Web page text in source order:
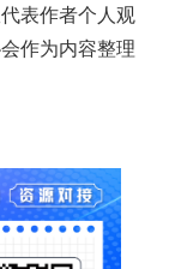
表作者个人观
作为内容整理